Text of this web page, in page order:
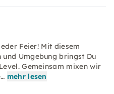
Feier! Mit diesem
Umgebung bringst Du
Gemeinsam mixen wir
mehr lesen